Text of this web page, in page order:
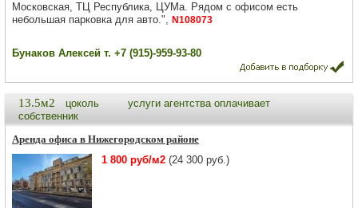
Московская, ТЦ Республика, ЦУМа. Рядом с офисом есть
небольшая парковка для авто.", N108073
Бунаков Алексей т. +7 (915)-959-93-80
13.5м2 цоколь
услуги агентства оплачивает
собственник
Аренда офиса в Нижегородском районе
1 800 руб/м2 (24 300 руб.)